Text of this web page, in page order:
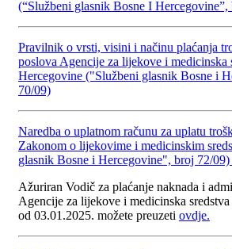
(“Službeni glasnik Bosne I Hercegovine”,
Pravilnik o vrsti, visini i načinu plaćanja
poslova Agencije za lijekove i medicinska
Hercegovine ("Službeni glasnik Bosne i
70/09)
Naredba o uplatnom računu za uplatu
Zakonom o lijekovime i medicinskim
glasnik Bosne i Hercegovine", broj 72/09)
Ažuriran Vodič za plaćanje naknada i
Agencije za lijekove i medicinska
od 03.01.2025. možete preuzeti ovdje.